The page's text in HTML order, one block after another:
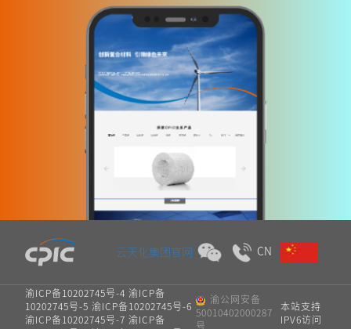
云天化集团官网 CN
渝ICP备10202745号-4 渝ICP备
10202745号-5 渝ICP备10202745号-6
渝ICP备10202745号-7 渝ICP备
渝公网安备
50010402000287
号
本站支持
IPV6访问